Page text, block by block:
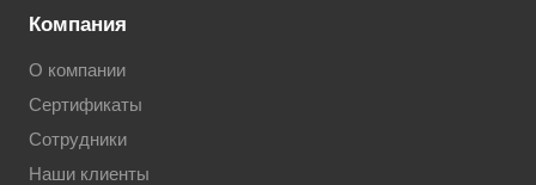
Компания
О компании
Сертификаты
Сотрудники
Наши клиенты